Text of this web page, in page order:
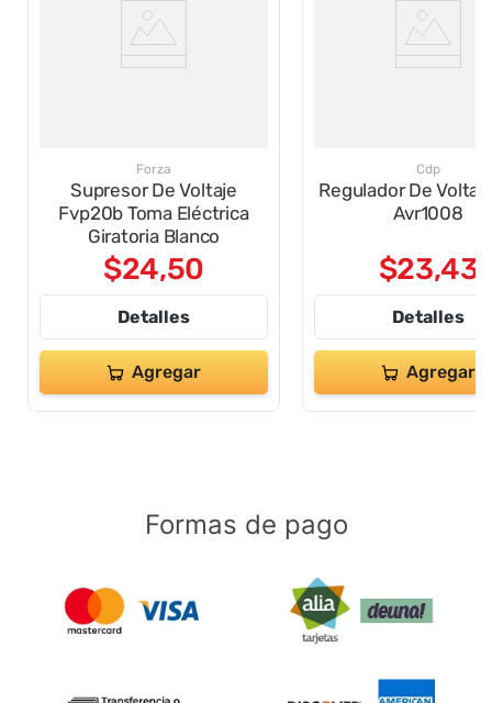
Forza
Supresor De Voltaje
Fvp20b Toma Eléctrica
Giratoria Blanco
$24,50
Detalles
Agregar
Cdp
Regulador De
Avr1008
$23,43
Detalles
Agregar
Formas de pago